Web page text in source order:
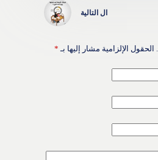
ال التالية
الحقول الإلزامية مشار إليها بـ *